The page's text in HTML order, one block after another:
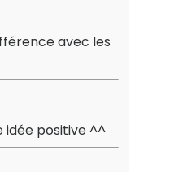
avec les
idée positive ^^